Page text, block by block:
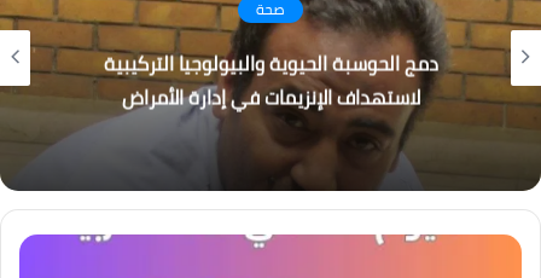
صحة
دمج الحوسبة الحيوية والبيولوجيا التركيبية
لاستهداف الإنزيمات في إدارة الأمراض